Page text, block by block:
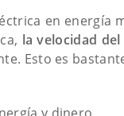
en energía
la velocidad
Esto es